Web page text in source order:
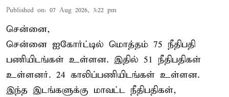
Published on: 07 Aug 2026, 3:22 pm
சென்னை,
சென்னை ஐகோர்ட்டில் மொத்தம் 75 நீதிபதி
பணியிடங்கள் உள்ளன. இதில் 51 நீதிபதிகள்
உள்ளனர். 24 காலிப்பணியிடங்கள் உள்ளன.
இந்த இடங்களுக்கு மாவட்ட நீதிபதிகள்,